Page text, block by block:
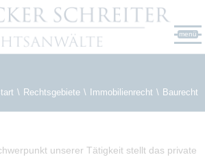
menü
Rechtsgebiete Immobilienrecht Baurecht
unserer Tätigkeit stellt das private